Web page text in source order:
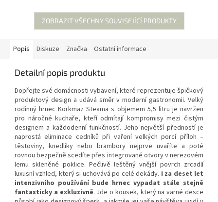
prémiový...
ZOBRAZIT VŠECHNY SOUVISEJÍCÍ PRODUKTY
Popis Diskuze Značka Ostatní informace
Detailní popis produktu
Dopřejte své domácnosti vybavení, které reprezentuje špičkový
produktový design a udává směr v moderní gastronomii. Velký
rodinný hrnec Korkmaz Steama s objemem 5,5 litru je navržen
pro náročné kuchaře, kteří odmítají kompromisy mezi čistým
designem a každodenní funkčností. Jeho největší předností je
naprostá eliminace cedníků při vaření velkých porcí příloh –
těstoviny, knedlíky nebo brambory nejprve uvaříte a poté
rovnou bezpečně scedíte přes integrované otvory v nerezovém
lemu skleněné poklice. Pečlivě leštěný vnější povrch zrcadlí
luxusní vzhled, který si uchovává po celé dekády. I za deset let
intenzivního používání bude hrnec vypadat stále stejně
fantasticky a exkluzivně. Jde o kousek, který na varné desce